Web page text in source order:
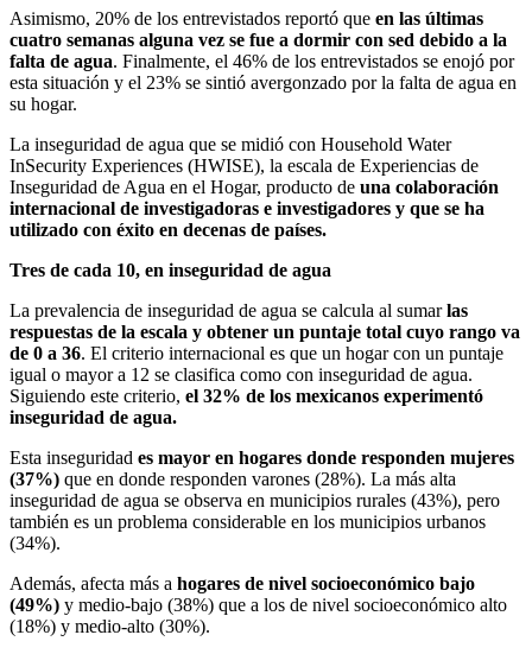
Asimismo, 20% de los entrevistados reportó que en las últimas
cuatro semanas alguna vez se fue a dormir con sed debido a la
falta de agua. Finalmente, el 46% de los entrevistados se enojó por
esta situación y el 23% se sintió avergonzado por la falta de agua en
su hogar.
La inseguridad de agua que se midió con Household Water
InSecurity Experiences (HWISE), la escala de Experiencias de
Inseguridad de Agua en el Hogar, producto de una colaboración
internacional de investigadoras e investigadores y que se ha
utilizado con éxito en decenas de países.
Tres de cada 10, en inseguridad de agua
La prevalencia de inseguridad de agua se calcula al sumarlas
respuestas de la escala y obtener un puntaje total cuyo rango va
de 0 a 36. El criterio internacional es que un hogar con un puntaje
igual o mayor a 12 se clasifica como con inseguridad de agua.
Siguiendo este criterio, el 32% de los mexicanos experimentó
inseguridad de agua.
Esta inseguridad es mayor en hogares donde responden mujeres
(37%) que en donde responden varones (28%). La más alta
inseguridad de agua se observa en municipios rurales (43%), pero
también es un problema considerable en los municipios urbanos
(34%).
Además, afecta más a hogares de nivel socioeconómico bajo
(49%) y medio-bajo (38%) que a los de nivel socioeconómico alto
(18%) y medio-alto (30%).